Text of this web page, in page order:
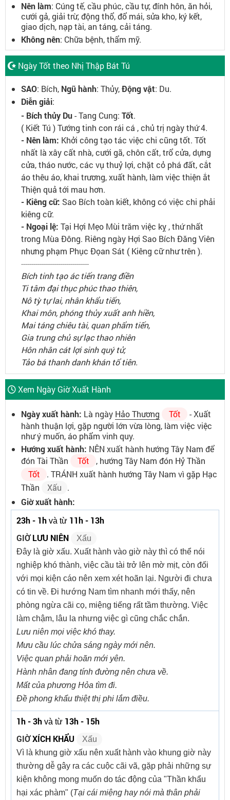
Nên làm: Cúng tế, cầu phúc, cầu tự, đính hôn, ăn hỏi,
cưới gả, giải trừ, động thổ, đổ mái, sửa kho, ký kết,
giao dịch, nạp tài, an táng, cải táng.
Không nên: Chữa bệnh, thẩm mỹ.
Ngày Tốt theo Nhị Thập Bát Tú
SAO: Bích, Ngũ hành: Thủy,Động vật: Du.
Diễn giải:
- Bích thủy Du- Tang Cung: Tốt.
( Kiết Tú ) Tướng tinh con rái cá , chủ trị ngày thứ 4.
- Nên làm: Khởi công tạo tác việc chi cũng tốt. Tốt
nhất là xây cất nhà, cưới gã, chôn cất, trổ cửa, dựng
cửa, tháo nước, các vụ thuỷ lợi, chặt cỏ phá đất, cắt
áo thêu áo, khai trương, xuất hành, làm việc thiện ắt
Thiện quả tới mau hơn.
- Kiêng cữ: Sao Bích toàn kiết, không có việc chi phải
kiêng cữ.
- Ngoại lệ: Tại Hợi Mẹo Mùi trăm việc kỵ , thứ nhất
trong Mùa Đông. Riêng ngày Hợi Sao Bích Đăng Viên
nhưng phạm Phục Đọan Sát ( Kiêng cữ như trên ).
---------------------------------
Bích tinh tạo ác tiến trang điền
Ti tâm đại thục phúc thao thiên,
Nô tỳ tự lai, nhân khẩu tiến,
Khai môn, phóng thủy xuất anh hiền,
Mai táng chiêu tài, quan phẩm tiến,
Gia trung chủ sự lạc thao nhiên
Hôn nhân cát lợi sinh quý tử,
Tảo bá thanh danh khán tổ tiên.
Xem Ngày Giờ Xuất Hành
Ngày xuất hành: Là ngày Hảo Thương Tốt
- Xuất
hành thuận lợi, gặp người lớn vừa lòng, làm việc việc
như ý muốn, áo phẩm vinh quy.
Hướng xuất hành: NÊN xuất hành hướng Tây Nam để
đón Tài Thần
Tốt
, hướng Tây Nam đón Hỷ Thần
Tốt
. TRÁNH xuất hành hướng Tây Nam vì gặp Hạc
Thần
Xấu
.
Giờ xuất hành:
23h - 1h và từ 11h - 13h
GIỜLƯU NIÊN
Xấu
Đây là giờ xấu. Xuất hành vào giờ này thì có thể nói
nghiệp khó thành, việc cầu tài trở lên mờ mịt, còn đối
với mọi kiện cáo nên xem xét hoãn lại. Người đi chưa
có tin về. Đi hướng Nam tìm nhanh mới thấy, nên
phòng ngừa cãi cọ, miệng tiếng rất tầm thường. Việc
làm chậm, lâu la nhưng việc gì cũng chắc chắn.
Lưu niên mọi việc khó thay.
Mưu cầu lúc chửa sáng ngày mới nên.
Việc quan phải hoãn mới yên.
Hành nhân đang tính đường nên chưa về.
Mất của phương Hỏa tìm đi.
Đề phong khẩu thiệt thị phi lắm điều.
1h - 3h và từ 13h - 15h
GIỜXÍCH KHẨU
Xấu
Vì là khung giờ xấu nên xuất hành vào khung giờ này
thường dễ gây ra các cuộc cãi vã, gặp phải những sự
kiện không mong muốn do tác động của "Thần khẩu
hại xác phàm" (Tại cái miệng hay nói mà thân phải